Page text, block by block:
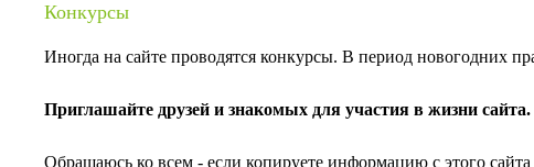
Конкурсы
Иногда на сайте проводятся конкурсы. В период новогодних
Приглашайте друзей и знакомых для участия в жизни
Обращаюсь ко всем - если копируете информацию с этого